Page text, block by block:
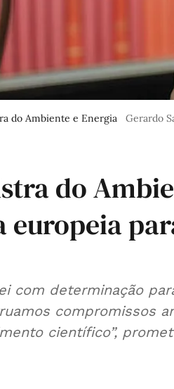
do Ambiente e Energia Gerardo
do
europeia
com determinação
compromissos
científico”,